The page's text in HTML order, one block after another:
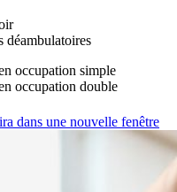
déambulatoires
occupation simple
occupation double
dans une nouvelle fenêtre